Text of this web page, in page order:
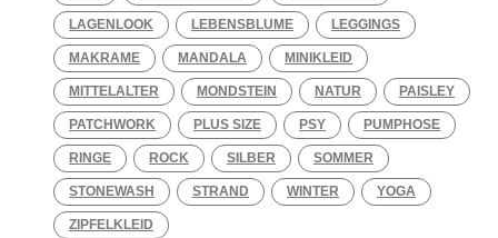
LAGENLOOK LEBENSBLUME LEGGINGS
MAKRAME MANDALA MINIKLEID
MITTELALTER MONDSTEIN NATUR PAISLEY
PATCHWORK PLUS SIZE PSY PUMPHOSE
RINGE ROCK SILBER SOMMER
STONEWASH STRAND WINTER YOGA
ZIPFELKLEID